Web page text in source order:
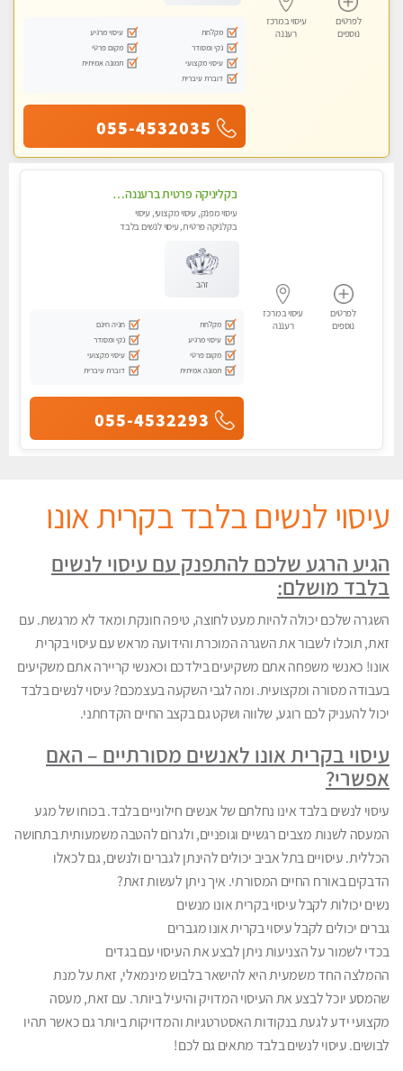
לפרטים
נוספים
עיסוי במרכז
רעננה
מקלחת
עיסוי מרגיע
נקי ומסודר
מקום פרטי
עיסוי מקצועי
תמונה אמיתית
דוברת עיברית
055-4532035
לפרטים
נוספים
עיסוי במרכז
רעננה
בקליניקה פרטית ברעננה עיסוי לחידוש אנרגיות עיסוי מומלץ מאוד !
עיסוי מפנק, עיסוי מקצועי, עיסוי
בקלניקה פרטית, עיסוי לנשים בלבד
זהב
מקלחת
חניה חינם
עיסוי מרגיע
נקי ומסודר
מקום פרטי
עיסוי מקצועי
תמונה אמיתית
דוברת עיברית
055-4532293
עיסוי לנשים בלבד בקרית אונו
הגיע הרגע שלכם להתפנק עם עיסוי לנשים
בלבד מושלם:
השגרה שלכם יכולה להיות מעט לחוצה, טיפה חונקת ומאד לא מרגשת. עם
זאת, תוכלו לשבור את השגרה המוכרת והידועה מראש עם עיסוי בקרית
אונו! כאנשי משפחה אתם משקיעים בילדכם וכאנשי קריירה אתם משקיעים
בעבודה מסורה ומקצועית. ומה לגבי השקעה בעצמכם? עיסוי לנשים בלבד
יכול להעניק לכם רוגע, שלווה ושקט גם בקצב החיים הקדחתני.
עיסוי בקרית אונו לאנשים מסורתיים – האם
אפשרי?
עיסוי לנשים בלבד אינו נחלתם של אנשים חילוניים בלבד. בכוחו של מגע
המעסה לשנות מצבים רגשיים וגופניים, ולגרום להטבה משמעותית בתחושה
הכללית. עיסויים בתל אביב יכולים להינתן לגברים ולנשים, גם לכאלו
הדבקים באורח החיים המסורתי. איך ניתן לעשות זאת?
נשים יכולות לקבל עיסוי בקרית אונו מנשים
גברים יכולים לקבל עיסוי בקרית אונו מגברים
בכדי לשמור על הצניעות ניתן לבצע את העיסוי עם בגדים
ההמלצה החד משמעית היא להישאר בלבוש מינמאלי, זאת על מנת
שהמסע יוכל לבצע את העיסוי המדויק והיעיל ביותר. עם זאת, מעסה
מקצועי ידע לגעת בנקודות האסטרטגיות והמדויקות ביותר גם כאשר תהיו
לבושים. עיסוי לנשים בלבד מתאים גם לכם!